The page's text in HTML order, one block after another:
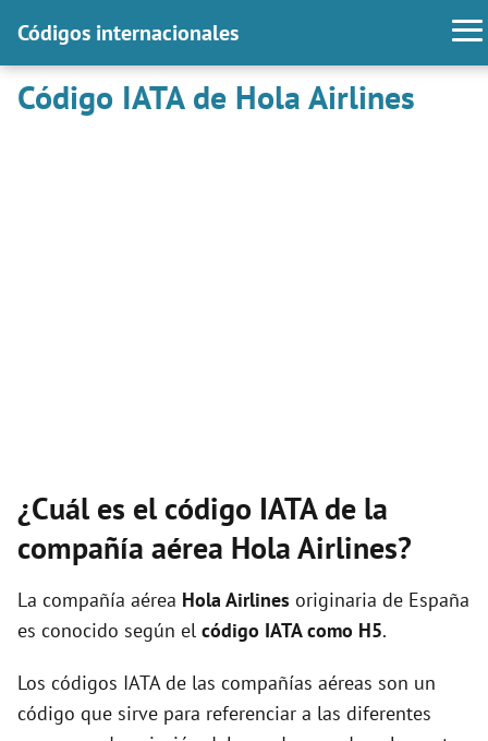
Códigos internacionales
Código IATA de Hola Airlines
¿Cuál es el código IATA de la
compañía aérea Hola Airlines?
La compañía aérea Hola Airlines originaria de España
es conocido según el código IATA como H5.
Los códigos IATA de las compañías aéreas son un
código que sirve para referenciar a las diferentes